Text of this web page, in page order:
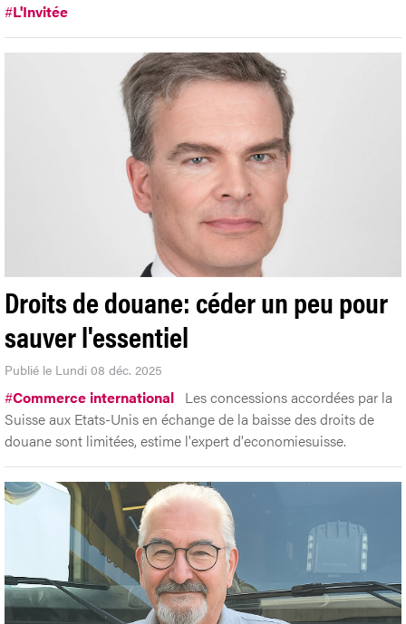
#L'Invitée
Droits de douane: céder un peu pour
sauver l'essentiel
Publié le Lundi 08 déc. 2025
#Commerce international Les concessions accordées par la
Suisse aux Etats-Unis en échange de la baisse des droits de
douane sont limitées, estime l'expert d'economiesuisse.